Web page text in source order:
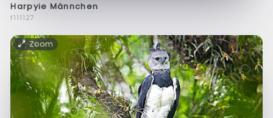
Harpyie Männchen
f111127
Zoom